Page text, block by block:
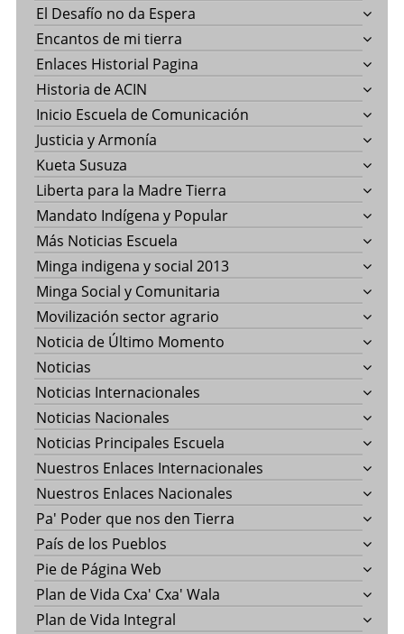
El Desafío no da Espera
Encantos de mi tierra
Enlaces Historial Pagina
Historia de ACIN
Inicio Escuela de Comunicación
Justicia y Armonía
Kueta Susuza
Liberta para la Madre Tierra
Mandato Indígena y Popular
Más Noticias Escuela
Minga indigena y social 2013
Minga Social y Comunitaria
Movilización sector agrario
Noticia de Último Momento
Noticias
Noticias Internacionales
Noticias Nacionales
Noticias Principales Escuela
Nuestros Enlaces Internacionales
Nuestros Enlaces Nacionales
Pa' Poder que nos den Tierra
País de los Pueblos
Pie de Página Web
Plan de Vida Cxa' Cxa' Wala
Plan de Vida Integral